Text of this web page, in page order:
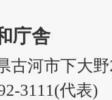
庁舎
古河市下大
3111(代表)